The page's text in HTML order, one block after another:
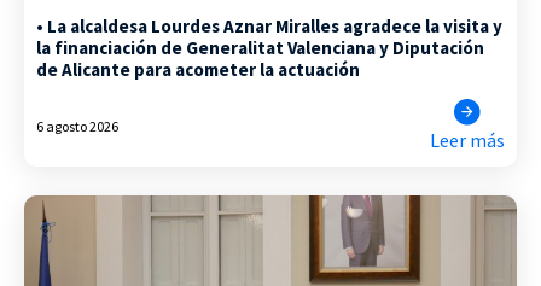
• La alcaldesa Lourdes Aznar Miralles agradece la visita y
la financiación de Generalitat Valenciana y Diputación
de Alicante para acometer la actuación
6 agosto 2026
Leer más